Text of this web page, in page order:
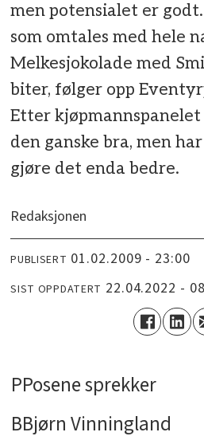
men potensialet er
som omtales med hele
Melkesjokolade med
biter, følger opp
Etter
den ganske bra, men
gjøre det enda bedre.
Redaksjonen
PUBLISERT 01.02.2009 - 23:00
SIST OPPDATERT 22.04.2022 -
PPosene sprekker
BBjørn Vinningland